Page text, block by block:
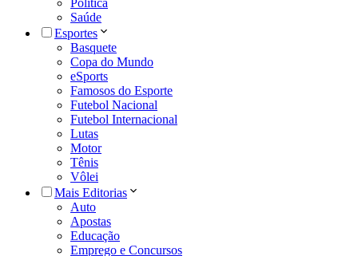
Política
Saúde
Esportes
Basquete
Copa do Mundo
eSports
Famosos do Esporte
Futebol Nacional
Futebol Internacional
Lutas
Motor
Tênis
Vôlei
Mais Editorias
Auto
Apostas
Educação
Emprego e Concursos